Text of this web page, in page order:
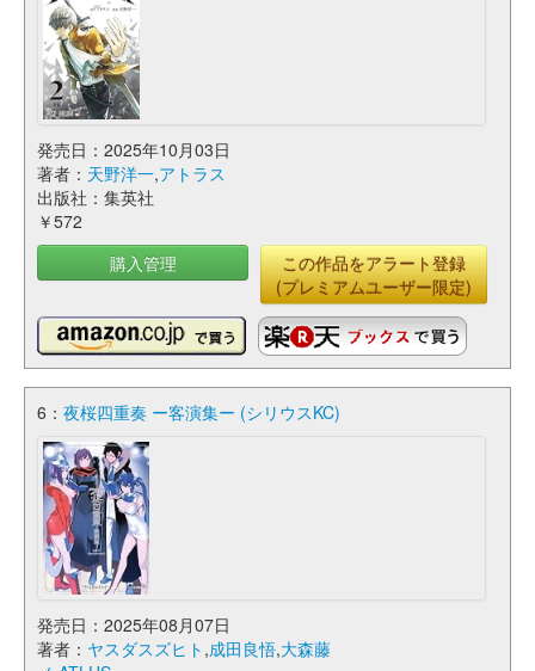
発売日：2025年10月03日
著者： 天野洋一,アトラス
出版社：集英社
￥572
購入管理
この作品をアラート登録
(プレミアムユーザー限定)
6： 夜桜四重奏 ー客演集ー (シリウスKC)
発売日：2025年08月07日
著者： ヤスダスズヒト ,成田良悟,大森藤